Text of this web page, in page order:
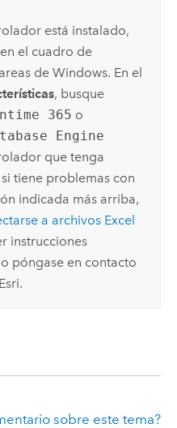
está instalado,
en el cuadro de
deWindows. En el
, busque
365 o
Engine
que tenga
tiene problemas con
indicada más arriba,
a archivos Excel
instrucciones
póngase en contacto
Esri.
sobre este tema?